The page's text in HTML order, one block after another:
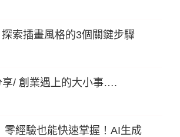
索插畫風格的3個關鍵步驟
享/ 創業遇上的大小事….
零經驗也能快速掌握！AI生成